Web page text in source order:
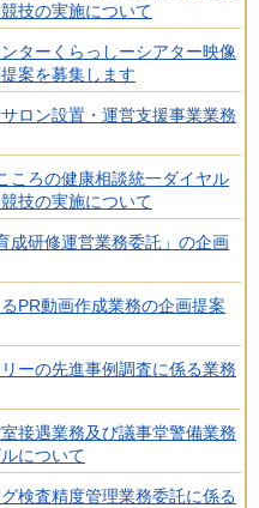
技の実施について
ターくらっしーシアター映像
案を募集します
ロン設置・運営支援事業業務
ころの健康相談統一ダイヤル
技の実施について
成研修運営業務委託」の企画
PR動画作成業務の企画提案
ーの先進事例調査に係る業務
接遇業務及び議事堂警備業務
について
検査精度管理業務委託に係る